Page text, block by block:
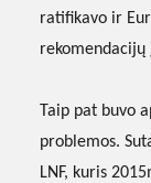
ratifikavo ir
rekomendacijų
Taip pat buvo
problemos.
LNF, kuris